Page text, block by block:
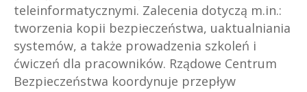
teleinformatycznymi. Zalecenia dotyczą m.in.:
tworzenia kopii bezpieczeństwa, uaktualniania
systemów, a także prowadzenia szkoleń i
ćwiczeń dla pracowników. Rządowe Centrum
Bezpieczeństwa koordynuje przepływ